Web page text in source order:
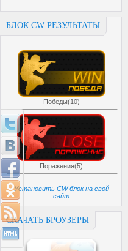
БЛОК CW РЕЗУЛЬТАТЫ
Победы(10)
Поражения(5)
Установить CW блок на свой
сайт
СКАЧАТЬ БРОУЗЕРЫ